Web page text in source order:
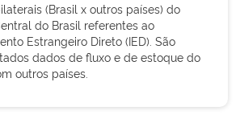
(Brasil x outros países) do
do Brasil referentes ao
Estrangeiro Direto (IED). São
dados de fluxo e de estoque do
outros países.